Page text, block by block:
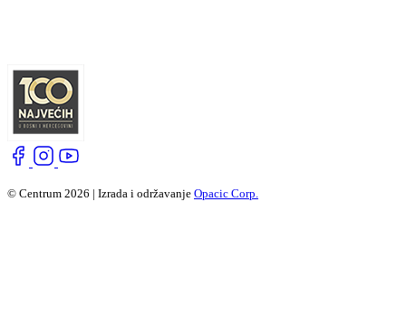
© Centrum 2026 | Izrada i održavanje Opacic Corp.